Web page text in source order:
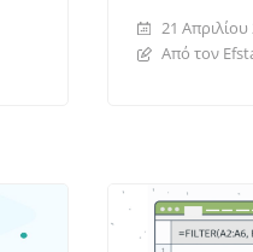
21 Απριλίου
Από τον